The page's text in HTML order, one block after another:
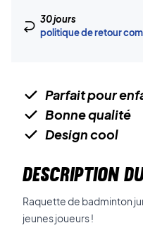
30 jours
politique de retour
Parfait pour
Bonne qualité
Design cool
DESCRIPTION
Raquette de badminton
jeunes joueurs !